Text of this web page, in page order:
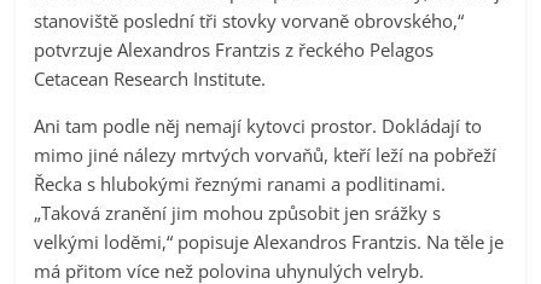
stanoviště poslední tři stovky vorvaně obrovského,“
potvrzuje Alexandros Frantzis z řeckého Pelagos
Cetacean Research Institute.
Ani tam podle něj nemají kytovci prostor. Dokládají to
mimo jiné nálezy mrtvých vorvaňů, kteří leží na pobřeží
Řecka s hlubokými řeznými ranami a podlitinami.
„Taková zranění jim mohou způsobit jen srážky s
velkými loděmi,“ popisuje Alexandros Frantzis. Na těle je
má přitom více než polovina uhynulých velryb.